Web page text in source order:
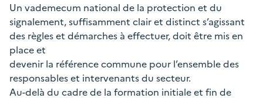
Un vademecum national de la protection et du
signalement, suffisamment clair et distinct s’agissant
des règles et démarches à effectuer, doit être mis en
place et
devenir la référence commune pour l’ensemble des
responsables et intervenants du secteur.
Au-delà du cadre de la formation initiale et fin de